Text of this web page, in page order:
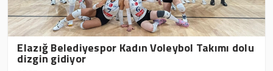
Elazığ Belediyespor Kadın Voleybol Takımı dolu
dizgin gidiyor